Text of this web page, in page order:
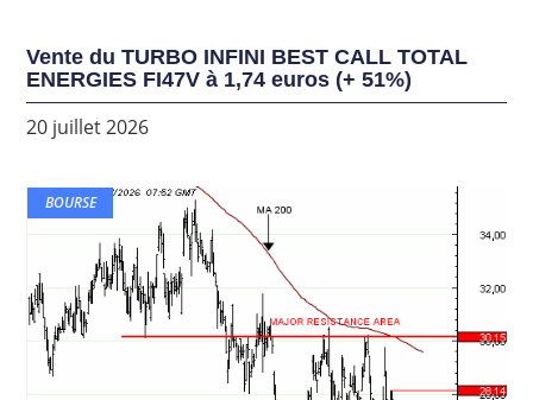
Vente du TURBO INFINI BEST CALL TOTAL
ENERGIES FI47V à 1,74 euros (+ 51%)
20 juillet 2026
BOURSE